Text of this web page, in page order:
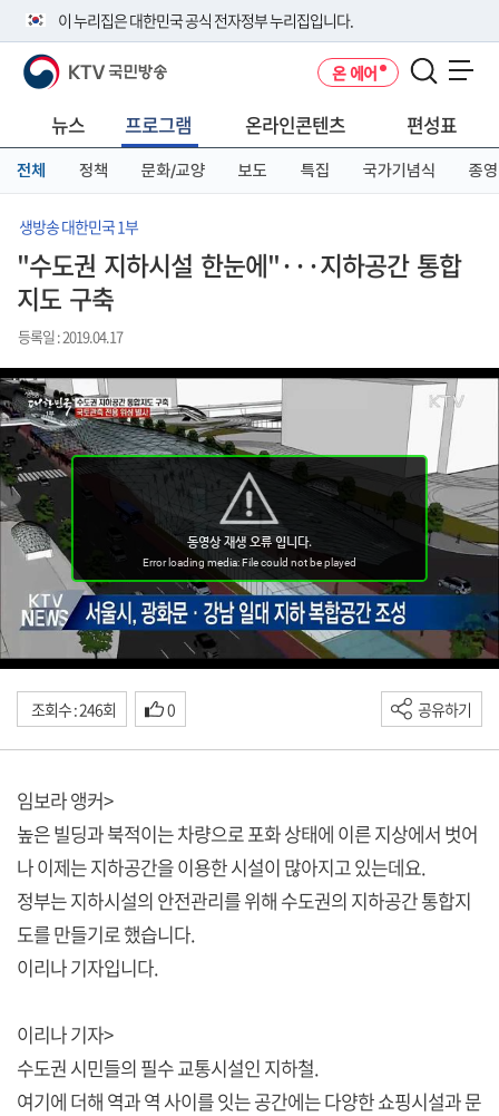
이 누리집은 대한민국 공식 전자정부 누리집입니다.
공식 누리집 주소 확인하기
니다.
이밖에 or.kr 또는 .kr등 다른 도메인 주소를 사용하고 있다면 아래 URL에
서 도메인 주소를 확인해 보세요
KTV 국민방송 온 에어
뉴스 프로그램 온라인콘텐츠 편성표
전체 정책 문화/교양 보도 특집 국가기념식 종영
생방송 대한민국 1부
"수도권 지하시설 한눈에"···지하공간 통합
지도 구축
등록일 : 2019.04.17
조회수 : 246회 0 공유하기
임보라 앵커>
높은 빌딩과 북적이는 차량으로 포화 상태에 이른 지상에서 벗어
나 이제는 지하공간을 이용한 시설이 많아지고 있는데요.
정부는 지하시설의 안전관리를 위해 수도권의 지하공간 통합지
도를 만들기로 했습니다.
이리나 기자입니다.
이리나 기자>
수도권 시민들의 필수 교통시설인 지하철.
여기에 더해 역과 역 사이를 잇는 공간에는 다양한 쇼핑시설과 문